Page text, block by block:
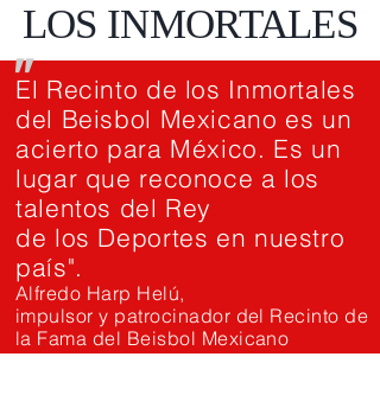
LOS INMORTALES
El Recinto de los Inmortales
del Beisbol Mexicano es un
acierto para México. Es un
lugar que reconoce a los
talentos del Rey
de los Deportes en nuestro
país".
Alfredo Harp Helú,
impulsor y patrocinador del Recinto de
la Fama del Beisbol Mexicano
"